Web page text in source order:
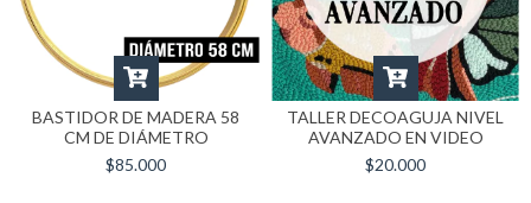
BASTIDOR DE MADERA 58
CM DE DIÁMETRO
$85.000
TALLER DECOAGUJA NIVEL
AVANZADO EN VIDEO
$20.000